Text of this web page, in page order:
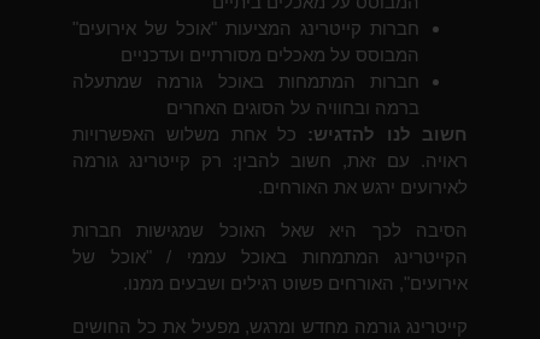
חברות קייטרינג המציעות "אוכל של אירועים"
המבוסס על מאכלים מסורתיים ועדכניים
חברות המתמחות באוכל גורמה שמתעלה
ברמה ובחוויה על הסוגים האחרים
חשוב לנו להדגיש: כל אחת משלוש האפשרויות
ראויה. עם זאת, חשוב להבין: רק קייטרינג גורמה
לאירועים ירגש את האורחים.
הסיבה לכך היא שאל האוכל שמגישות חברות
הקייטרינג המתמחות באוכל עממי / "אוכל של
אירועים", האורחים פשוט רגילים ושבעים ממנו.
קייטרינג גורמה מחדש ומרגש, מפעיל את כל החושים